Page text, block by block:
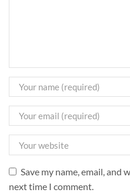
Save my name, email,
next time I comment.